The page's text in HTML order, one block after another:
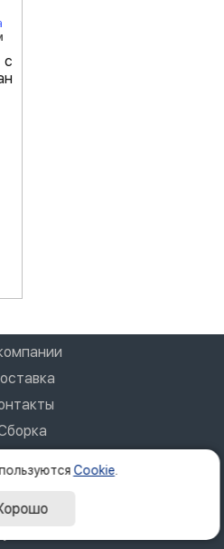
211-29-20
Cookie